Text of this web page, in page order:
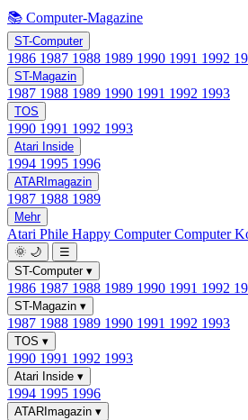
📚 Computer-Magazine
ST-Computer
1986 1987 1988 1989 1990 1991 1992
ST-Magazin
1987 1988 1989 1990 1991 1992 1993
TOS
1990 1991 1992 1993
Atari Inside
1994 1995 1996
ATARImagazin
1987 1988 1989
Mehr
Atari Phile Happy ComputerComputer
🌞 🌙
☰
ST-Computer ▾
1986 1987 1988 1989 1990 1991 1992
ST-Magazin ▾
1987 1988 1989 1990 1991 1992 1993
TOS ▾
1990 1991 1992 1993
Atari Inside ▾
1994 1995 1996
ATARImagazin ▾